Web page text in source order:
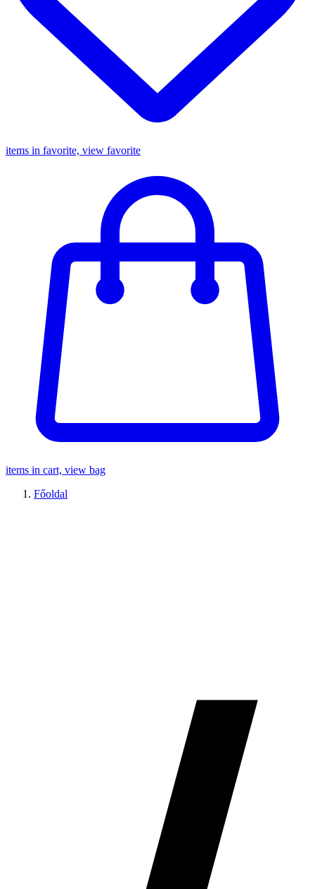
items in favorite, view favorite
items in cart, view bag
Főoldal